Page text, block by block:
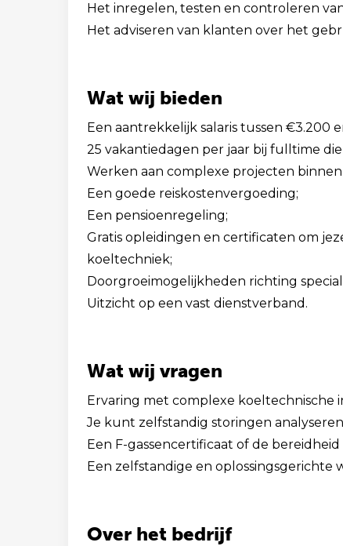
Het inregelen, testen en controleren
Het adviseren van klanten over het
Wat wij bieden
Een aantrekkelijk salaris tussen €3.200
25 vakantiedagen per jaar bij fulltime
Werken aan complexe projecten
Een goede reiskostenvergoeding;
Een pensioenregeling;
Gratis opleidingen en certificaten om
koeltechniek;
Doorgroeimogelijkheden richting
Uitzicht op een vast dienstverband.
Wat wij vragen
Ervaring met complexe koeltechnische
Je kunt zelfstandig storingen
Een F-gassencertificaat of de
Een zelfstandige en oplossingsgerichte
Over het bedrijf